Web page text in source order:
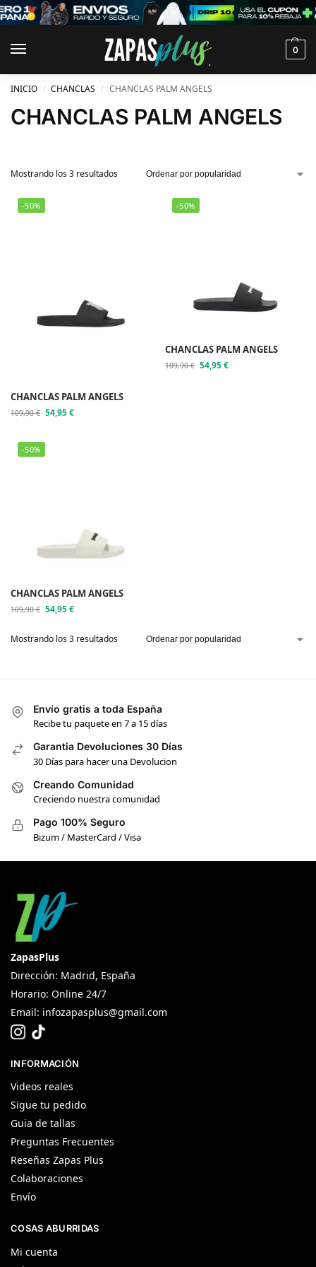
0
INICIO / CHANCLAS / CHANCLAS PALM ANGELS
CHANCLAS PALM ANGELS
Mostrando los 3 resultados
-50%
CHANCLAS PALM ANGELS
109,90€ 54,95€
-50%
CHANCLAS PALM ANGELS
109,90€ 54,95€
-50%
CHANCLAS PALM ANGELS
109,90€ 54,95€
Mostrando los 3 resultados
Envío gratis a toda España
Recibe tu paquete en 7 a 15 días
Garantia Devoluciones 30 Días
30 Días para hacer una Devolucion
Creando Comunidad
Creciendo nuestra comunidad
Pago 100% Seguro
Bizum / MasterCard / Visa
ZapasPlus
Dirección: Madrid, España
Horario: Online 24/7
Email: infozapasplus@gmail.com
INFORMACIÓN
Videos reales
Sigue tu pedido
Guia de tallas
Preguntas Frecuentes
Reseñas Zapas Plus
Colaboraciones
Envío
COSAS ABURRIDAS
Mi cuenta